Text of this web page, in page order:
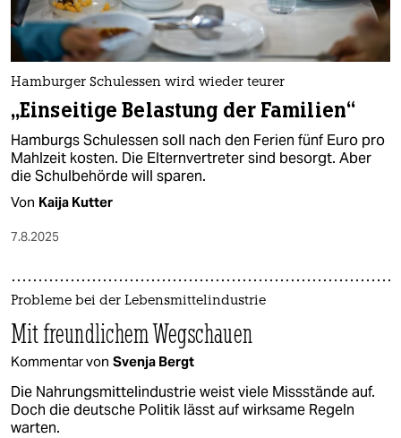
Hamburger Schulessen wird wieder teurer
„Einseitige Belastung der Familien“
Hamburgs Schulessen soll nach den Ferien fünf Euro pro
Mahlzeit kosten. Die El­tern­ver­tre­te­r sind besorgt. Aber
die Schulbehörde will sparen.
Von Kaija Kutter
7.8.2025
Probleme bei der Lebensmittelindustrie
Mit freundlichem Wegschauen
Kommentar von Svenja Bergt
Die Nahrungsmittelindustrie weist viele Missstände auf.
Doch die deutsche Politik lässt auf wirksame Regeln
warten.